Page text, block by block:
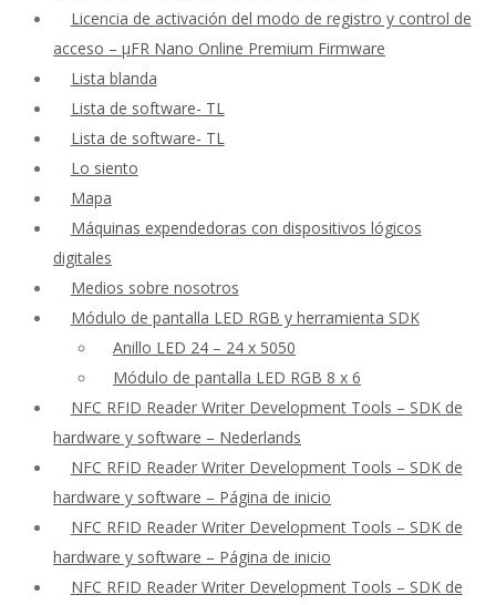
Licencia de activación del modo de registro y control de
acceso – μFR Nano Online Premium Firmware
Lista blanda
Lista de software- TL
Lista de software- TL
Lo siento
Mapa
Máquinas expendedoras con dispositivos lógicos
digitales
Medios sobre nosotros
Módulo de pantalla LED RGB y herramienta SDK
Anillo LED 24 – 24 x 5050
Módulo de pantalla LED RGB 8 x 6
NFC RFID Reader Writer Development Tools – SDK de
hardware y software – Nederlands
NFC RFID Reader Writer Development Tools – SDK de
hardware y software – Página de inicio
NFC RFID Reader Writer Development Tools – SDK de
hardware y software – Página de inicio
NFC RFID Reader Writer Development Tools – SDK de